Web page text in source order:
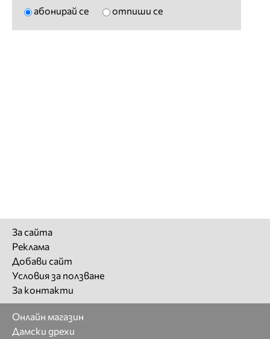
абонирай се отпиши се
За сайта
Реклама
Добави сайт
Условия за ползване
За контакти
Онлайн магазин
Дамски дрехи